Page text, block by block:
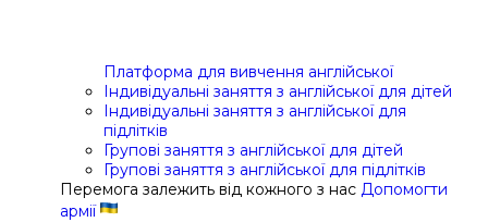
Платформа для вивчення англійської
Індивідуальні заняття з англійської для дітей
Індивідуальні заняття з англійської для
підлітків
Групові заняття з англійської для дітей
Групові заняття з англійської для підлітків
Перемога залежить від кожного з нас Допомогти
армії